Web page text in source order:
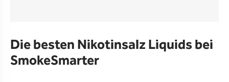
Die besten Nikotinsalz Liquids bei
SmokeSmarter